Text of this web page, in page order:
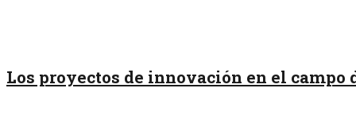
Los proyectos de innovación en el